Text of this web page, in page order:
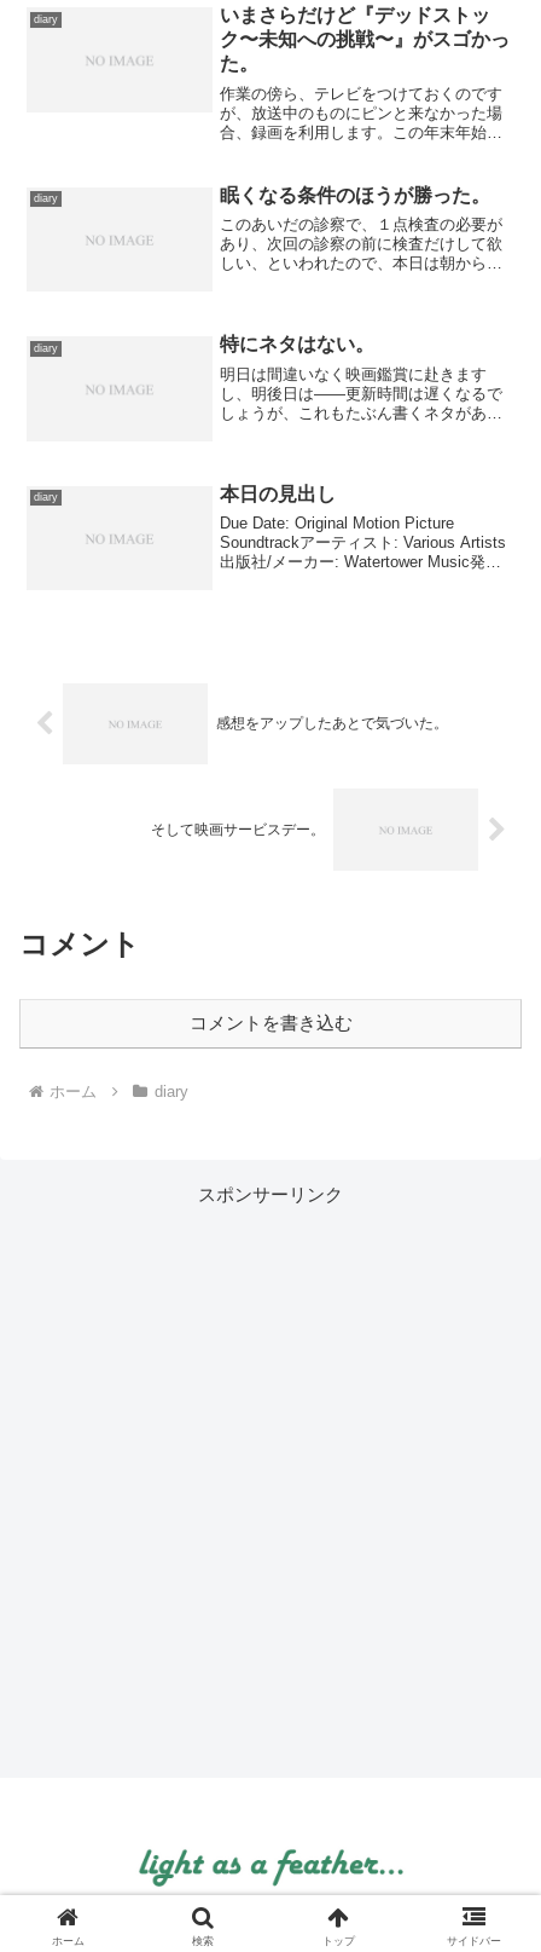
diary
いまさらだけど『デッドストッ
ク〜未知への挑戦〜』がスゴかっ
た。
作業の傍ら、テレビをつけておくのです
が、放送中のものにピンと来なかった場
合、録画を利用します。この年末年始、
いたテレ東系の深夜ドラマ『デッドスト
ック〜未知への挑戦〜』を...
diary 眠くなる条件のほうが勝った。
このあいだの診察で、１点検査の必要が
あり、次回の診察の前に検査だけして欲
しい、といわれたので、本日は朝から病
律儀に従い、昨晩は水だけ...
diary 特にネタはない。
明日は間違いなく映画鑑賞に赴きます
し、明後日は――更新時間は遅くなるで
しょうが、これもたぶん書くネタがあ
diary 本日の見出し
Due Date: Original Motion Picture
Soundtrackアーティスト: Various Artists
出版社/メーカー: Watertower Music発売
感想をアップしたあとで気づいた。
そして映画サービスデー。
コメント
コメントを書き込む
ホーム diary
スポンサーリンク
© 1999 light as a feather....
ホーム 検索 トップ サイドバー